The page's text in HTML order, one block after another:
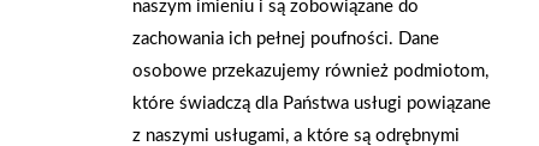
naszym imieniu i są zobowiązane do
zachowania ich pełnej poufności. Dane
osobowe przekazujemy również podmiotom,
które świadczą dla Państwa usługi powiązane
z naszymi usługami, a które są odrębnymi